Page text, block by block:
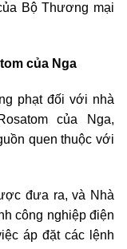
Bộ Thương mại
của Nga
phạt đối với nhà
của Nga,
quen thuộc với
đưa ra, và Nhà
công nghiệp điện
áp đặt các lệnh